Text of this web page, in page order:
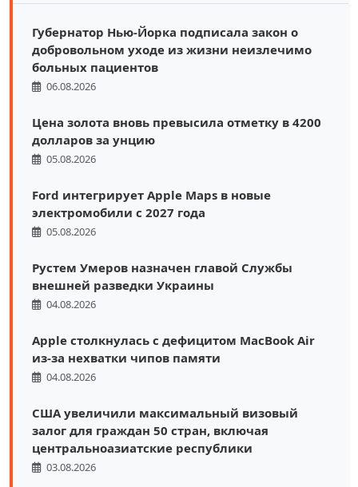
Губернатор Нью-Йорка подписала закон о
добровольном уходе из жизни неизлечимо
больных пациентов
06.08.2026
Цена золота вновь превысила отметку в 4200
долларов за унцию
05.08.2026
Ford интегрирует Apple Maps в новые
электромобили с 2027 года
05.08.2026
Рустем Умеров назначен главой Службы
внешней разведки Украины
04.08.2026
Apple столкнулась с дефицитом MacBook Air
из-за нехватки чипов памяти
04.08.2026
США увеличили максимальный визовый
залог для граждан 50 стран, включая
центральноазиатские республики
03.08.2026